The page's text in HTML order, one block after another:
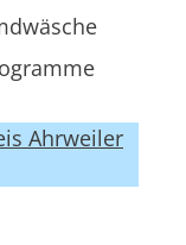
Ahrweiler